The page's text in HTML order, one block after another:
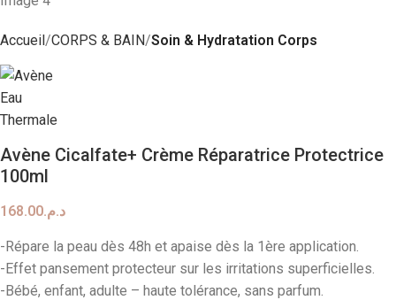
Accueil CORPS & BAIN Soin & Hydratation Corps
Avène Cicalfate+ Crème Réparatrice Protectrice
100ml
د.م.168.00
-Répare la peau dès 48h et apaise dès la 1ère application.
-Effet pansement protecteur sur les irritations superficielles.
-Bébé, enfant, adulte – haute tolérance, sans parfum.